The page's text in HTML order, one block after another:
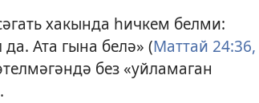
хакында һичкем белми:
Ата гына белә» (Маттай 24:36,
без «уйламаган